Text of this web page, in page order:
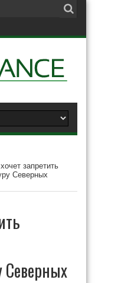
запретить
Северных
Северных